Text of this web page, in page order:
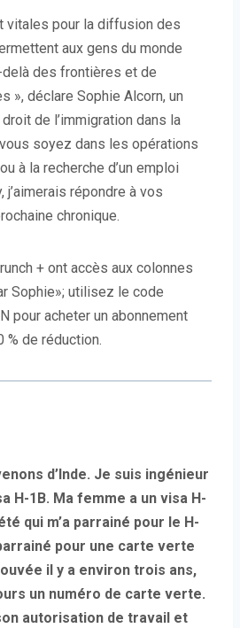
vitales pour la diffusion des
aux gens du monde
delà des frontières et de
», déclare Sophie Alcorn, un
de l’immigration dans la
soyez dans les opérations
à la recherche d’un emploi
j’aimerais répondre à vos
chronique.
+ ont accès aux colonnes
Sophie»; utilisez le code
pour acheter un abonnement
% de réduction.
d’Inde. Je suis ingénieur
H-1B. Ma femme a un visa H-
qui m’a parrainé pour le H-
pour une carte verte
il y a environ trois ans,
un numéro de carte verte.
autorisation de travail et